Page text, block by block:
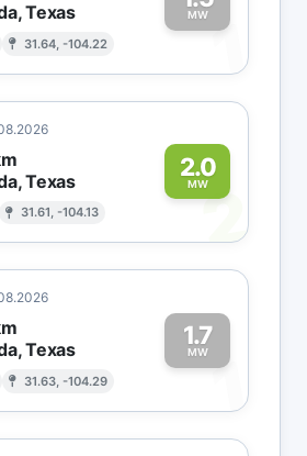
Texas
31.64, -104.22
MW1
Texas
31.61, -104.13
2.0
MW2
Texas
31.63, -104.29
1.7
MW1